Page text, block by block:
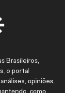
Brasileiros,
o portal
opiniões,